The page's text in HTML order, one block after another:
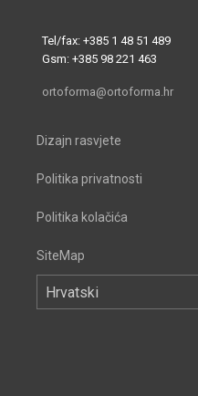
Tel/fax: +385 1 48 51 489
Gsm: +385 98 221 463
ortoforma@ortoforma.hr
Dizajn rasvjete
Politika privatnosti
Politika kolačića
SiteMap